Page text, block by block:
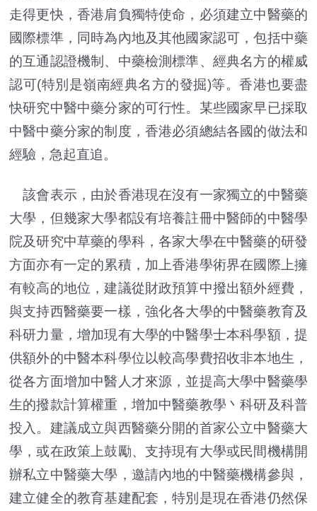
走得更快，香港肩負獨特使命，必須建立中醫藥的
國際標準，同時為內地及其他國家認可，包括中藥
的互通認證機制、中藥檢測標準、經典名方的權威
認可(特別是嶺南經典名方的發掘)等。香港也要盡
快研究中醫中藥分家的可行性。某些國家早已採取
中醫中藥分家的制度，香港必須總結各國的做法和
經驗，急起直追。
該會表示，由於香港現在沒有一家獨立的中醫藥
大學，但幾家大學都設有培養註冊中醫師的中醫學
院及研究中草藥的學科，各家大學在中醫藥的研發
方面亦有一定的累積，加上香港學術界在國際上擁
有較高的地位，建議從財政預算中撥出額外經費，
與支持西醫藥要一樣，強化各大學的中醫藥教育及
科研力量，增加現有大學的中醫學士本科學額，提
供額外的中醫本科學位以較高學費招收非本地生，
從各方面增加中醫人才來源，並提高大學中醫藥學
生的撥款計算權重，增加中醫藥教學丶科研及科普
投入。建議成立與西醫藥分開的首家公立中醫藥大
學，或在政策上鼓勵、支持現有大學或民間機構開
辦私立中醫藥大學，邀請內地的中醫藥機構參與，
建立健全的教育基建配套，特別是現在香港仍然保